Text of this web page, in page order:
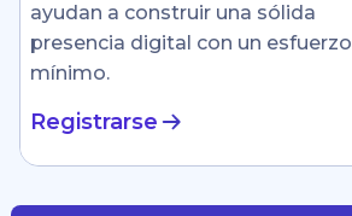
ayudan a construir una sólida
presencia digital con un esfuerzo
mínimo.
Registrarse